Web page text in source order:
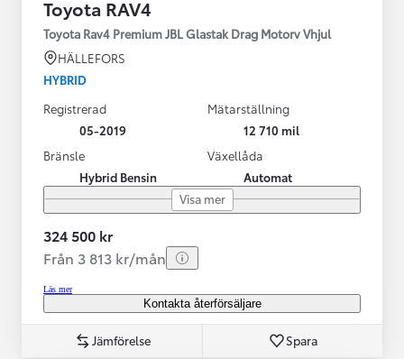
Toyota RAV4
Toyota Rav4 Premium JBL Glastak Drag Motorv Vhjul
HÄLLEFORS
HYBRID
Registrerad
05-2019
Mätarställning
12 710 mil
Bränsle
Hybrid Bensin
Växellåda
Automat
Visa mer
324 500 kr
Från 3 813 kr/mån
Läs mer
Kontakta återförsäljare
Jämförelse Spara